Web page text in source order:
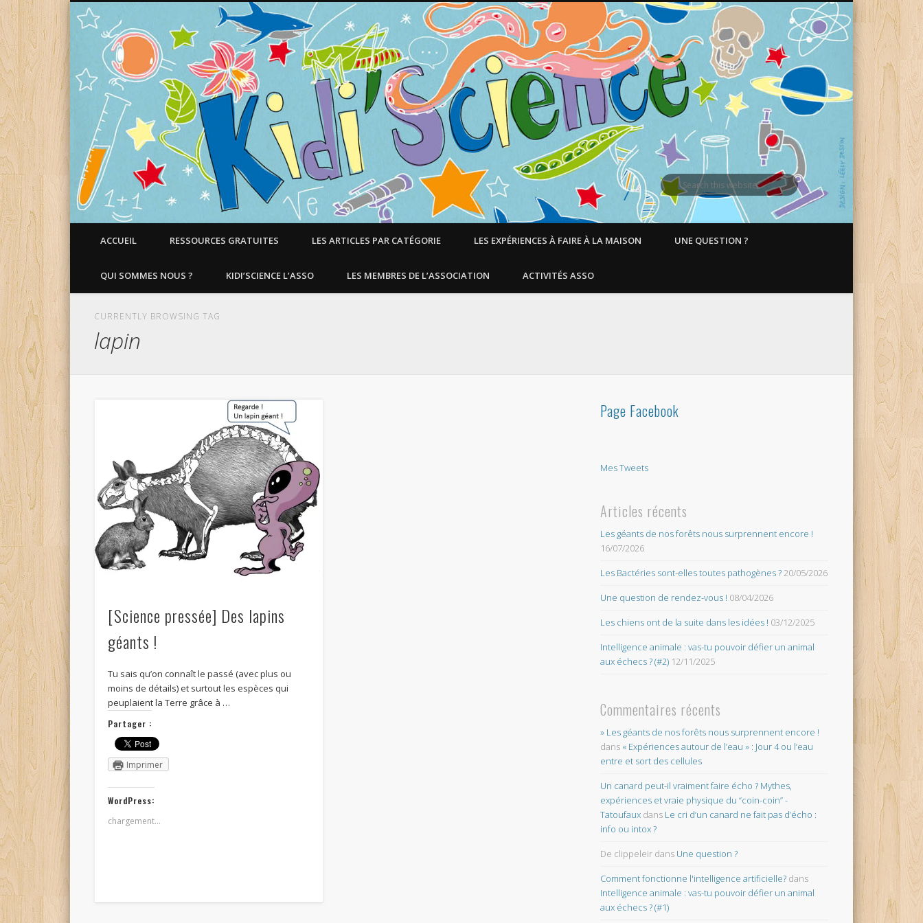
Faire aimer les Sciences aux Enfants !
ACCUEIL RESSOURCES GRATUITES LES ARTICLES PAR CATÉGORIE LES EXPÉRIENCES À FAIRE À LA MAISON UNE QUESTION ?
QUI SOMMES NOUS ? KIDI’SCIENCE L’ASSO LES MEMBRES DE L’ASSOCIATION ACTIVITÉS ASSO
CURRENTLY BROWSING TAG
lapin
[Science pressée] Des lapins
géants !
Tu sais qu’on connaît le passé (avec plus ou
moins de détails) et surtout les espèces qui
peuplaient la Terre grâce à …
Partager :
Imprimer
WordPress:
chargement…
Page Facebook
Mes Tweets
Articles récents
Les géants de nos forêts nous surprennent encore !
16/07/2026
Les Bactéries sont-elles toutes pathogènes ?20/05/2026
Une question de rendez-vous ! 08/04/2026
Les chiens ont de la suite dans les idées ! 03/12/2025
Intelligence animale : vas-tu pouvoir défier un animal
aux échecs ? (#2) 12/11/2025
Commentaires récents
» Les géants de nos forêts nous surprennent encore !
dans « Expériences autour de l’eau » : Jour 4 ou l’eau
entre et sort des cellules
Un canard peut-il vraiment faire écho ? Mythes,
expériences et vraie physique du “coin-coin” -
Tatoufaux dans Le cri d’un canard ne fait pas d’écho :
info ou intox ?
De clippeleir dans Une question ?
Comment fonctionne l'intelligence artificielle? dans
Intelligence animale : vas-tu pouvoir défier un animal
aux échecs ? (#1)